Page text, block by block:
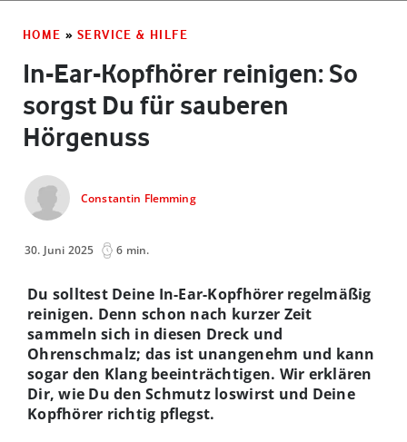
HOME » SERVICE & HILFE
In-Ear-Kopfhörer reinigen: So
sorgst Du für sauberen
Hörgenuss
Constantin Flemming
30. Juni 2025 6 min.
Du solltest Deine In-Ear-Kopfhörer regelmäßig
reinigen. Denn schon nach kurzer Zeit
sammeln sich in diesen Dreck und
Ohrenschmalz; das ist unangenehm und kann
sogar den Klang beeinträchtigen. Wir erklären
Dir, wie Du den Schmutz loswirst und Deine
Kopfhörer richtig pflegst.